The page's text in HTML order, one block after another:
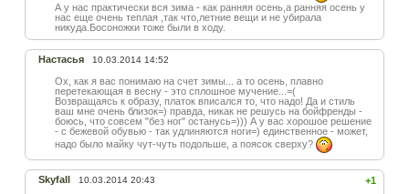
А у нас практически вся зима - как ранняя осень,а ранняя осень у
нас еще очень теплая ,так что,летние вещи и не убирала
никуда.Босоножки тоже были в ходу.
Настасья 10.03.2014 14:52
Ох, как я вас понимаю на счет зимы... а то осень, плавно
перетекающая в весну - это сплошное мучение...=(
Возвращаясь к образу, платок вписался то, что надо! Да и стиль
ваш мне очень близок=) правда, никак не решусь на бойфренды -
боюсь, что совсем "без ног" останусь=))) А у вас хорошое решение
- с бежевой обувью - так удлиняются ноги=) единственное - может,
надо было майку чут-чуть подольше, а поясок сверху?
+1
Skyfall 10.03.2014 20:43